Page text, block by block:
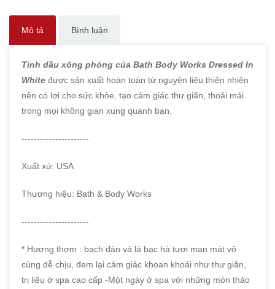
Mô tả Bình luận
Tinh dầu xông phòng của Bath Body Works Dressed In
White được sản xuất hoàn toàn từ nguyên liêu thiên nhiên
nên có lợi cho sức khỏe, tạo cảm giác thư giãn, thoải mái
trong mọi không gian xung quanh bạn.
----------------------
Xuất xứ: USA
Thương hiệu: Bath & Body Works
----------------------
* Hương thơm : bạch đàn và lá bạc hà tươi man mát vô
cùng dễ chịu, đem lại cảm giác khoan khoái như thư giãn,
trị liệu ở spa cao cấp -Một ngày ở spa với những món thảo